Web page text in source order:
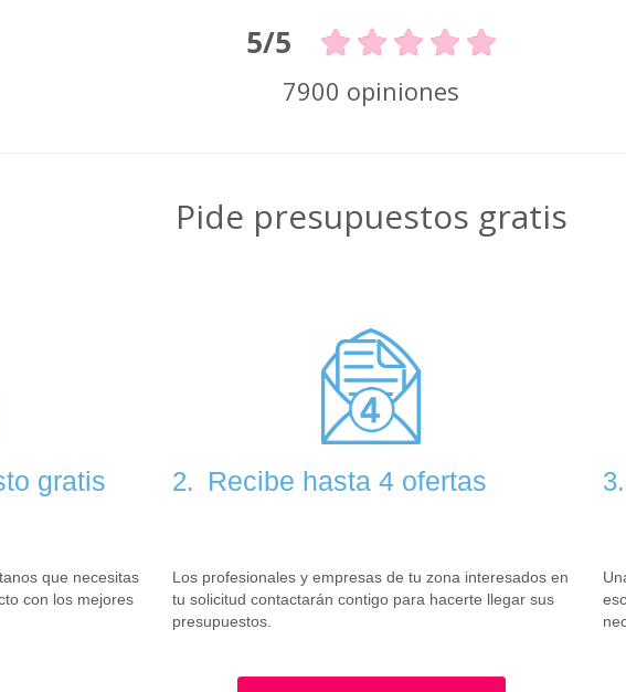
5/5
7900 opiniones
Pide presupuestos gratis
gratis
que necesitas
con los mejores
2. Recibe hasta 4 ofertas
Los profesionales y empresas de tu zona interesados en
tu solicitud contactarán contigo para hacerte llegar sus
presupuestos.
3.